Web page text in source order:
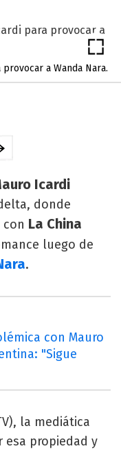
a Wanda Nara.
Icardi
donde
La China
luego de
.
con Mauro
"Sigue
la mediática
esa propiedad y